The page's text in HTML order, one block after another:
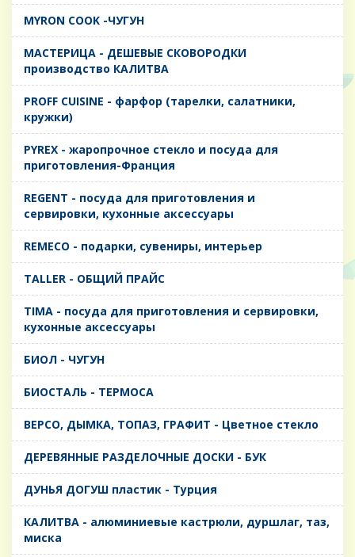
MYRON COOK -ЧУГУН
MАСТЕРИЦА - ДЕШЕВЫЕ СКОВОРОДКИ
производство КАЛИТВА
PROFF CUISINE - фарфор (тарелки, салатники,
кружки)
PYREX - жаропрочное стекло и посуда для
приготовления-Франция
REGENT - посуда для приготовления и
сервировки, кухонные аксессуары
REMECO - подарки, сувениры, интерьер
TALLER - ОБЩИЙ ПРАЙС
TIMA - посуда для приготовления и сервировки,
кухонные аксессуары
БИОЛ - ЧУГУН
БИОСТАЛЬ - ТЕРМОСА
ВЕРСО, ДЫМКА, ТОПАЗ, ГРАФИТ - Цветное стекло
ДЕРЕВЯННЫЕ РАЗДЕЛОЧНЫЕ ДОСКИ - БУК
ДУНЬЯ ДОГУШ пластик - Турция
КАЛИТВА - алюминиевые кастрюли, дуршлаг, таз,
миска